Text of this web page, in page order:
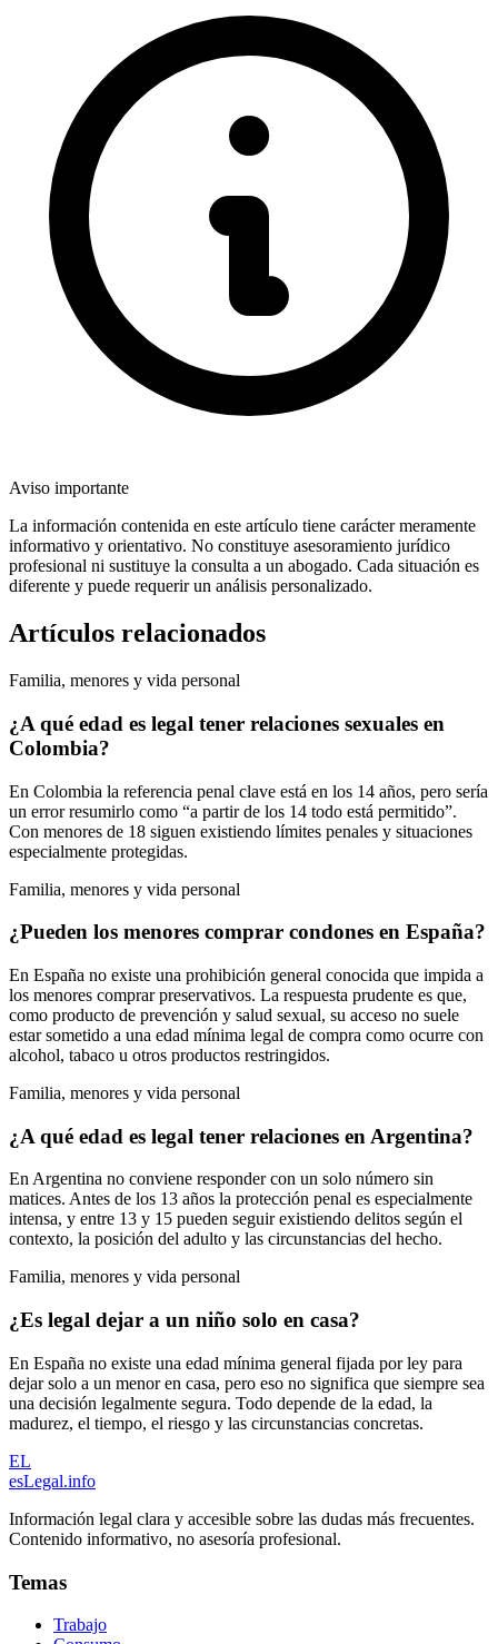
Aviso importante
La información contenida en este artículo tiene carácter meramente
informativo y orientativo. No constituye asesoramiento jurídico
profesional ni sustituye la consulta a un abogado. Cada situación es
diferente y puede requerir un análisis personalizado.
Artículos relacionados
Familia, menores y vida personal
¿A qué edad es legal tener relaciones sexuales en
Colombia?
En Colombia la referencia penal clave está en los 14 años, pero sería
un error resumirlo como “a partir de los 14 todo está permitido”.
Con menores de 18 siguen existiendo límites penales y situaciones
especialmente protegidas.
Familia, menores y vida personal
¿Pueden los menores comprar condones en España?
En España no existe una prohibición general conocida que impida a
los menores comprar preservativos. La respuesta prudente es que,
como producto de prevención y salud sexual, su acceso no suele
estar sometido a una edad mínima legal de compra como ocurre con
alcohol, tabaco u otros productos restringidos.
Familia, menores y vida personal
¿A qué edad es legal tener relaciones en Argentina?
En Argentina no conviene responder con un solo número sin
matices. Antes de los 13 años la protección penal es especialmente
intensa, y entre 13 y 15 pueden seguir existiendo delitos según el
contexto, la posición del adulto y las circunstancias del hecho.
Familia, menores y vida personal
¿Es legal dejar a un niño solo en casa?
En España no existe una edad mínima general fijada por ley para
dejar solo a un menor en casa, pero eso no significa que siempre sea
una decisión legalmente segura. Todo depende de la edad, la
madurez, el tiempo, el riesgo y las circunstancias concretas.
EL
esLegal.info
Información legal clara y accesible sobre las dudas más frecuentes.
Contenido informativo, no asesoría profesional.
Temas
Trabajo